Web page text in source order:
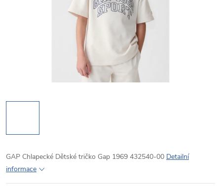
GAP Chlapecké Dětské tričko Gap 1969 432540-00 Detailní
informace